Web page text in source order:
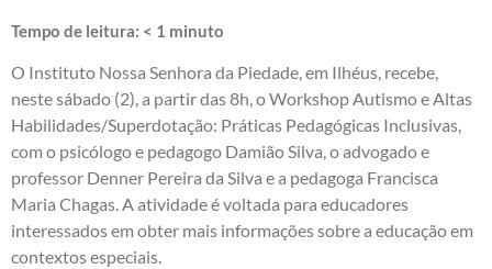
Tempo de leitura: < 1 minuto
O Instituto Nossa Senhora da Piedade, em Ilhéus, recebe,
neste sábado (2), a partir das 8h, o Workshop Autismo e Altas
Habilidades/Superdotação: Práticas Pedagógicas Inclusivas,
com o psicólogo e pedagogo Damião Silva, o advogado e
professor Denner Pereira da Silva e a pedagoga Francisca
Maria Chagas. A atividade é voltada para educadores
interessados em obter mais informações sobre a educação em
contextos especiais.